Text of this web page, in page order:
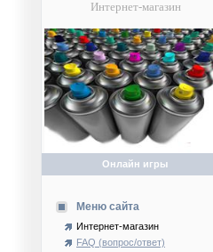
Интернет-магазин
Онлайн игры
Меню сайта
Интернет-магазин
FAQ (вопрос/ответ)